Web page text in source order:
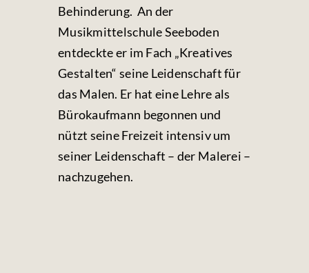
Behinderung. An der
Musikmittelschule Seeboden
entdeckte er im Fach „Kreatives
Gestalten“ seine Leidenschaft für
das Malen. Er hat eine Lehre als
Bürokaufmann begonnen und
nützt seine Freizeit intensiv um
seiner Leidenschaft – der Malerei –
nachzugehen.